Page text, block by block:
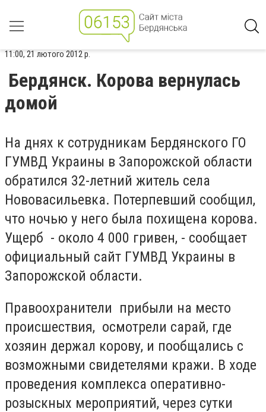
11:00, 21 лютого 2012 р.
Бердянск. Корова вернулась
домой
На днях к сотрудникам Бердянского ГО
ГУМВД Украины в Запорожской области
обратился 32-летний житель села
Нововасильевка. Потерпевший сообщил,
что ночью у него была похищена корова.
Ущерб - около 4 000 гривен, - сообщает
официальный сайт ГУМВД Украины в
Запорожской области.
Правоохранители прибыли на место
происшествия, осмотрели сарай, где
хозяин держал корову, и пообщались с
возможными свидетелями кражи. В ходе
проведения комплекса оперативно-
розыскных мероприятий, через сутки